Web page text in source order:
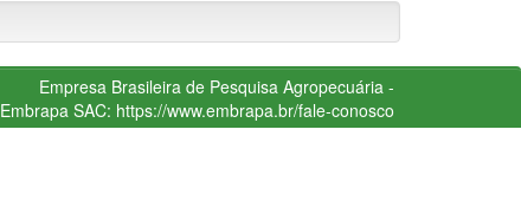
Empresa Brasileira de Pesquisa Agropecuária -
Embrapa SAC: https://www.embrapa.br/fale-conosco